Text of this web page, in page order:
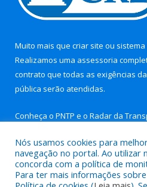
Muito mais que criar site ou
Realizamos uma assessoria
contrato que todas as exigências
pública serão atendidas.
Conheça o PNTP e o Radar da
Todos os direitos reservados a
Nós usamos cookies para
navegação no portal. Ao utilizar
concorda com a política de
Para ter mais informações